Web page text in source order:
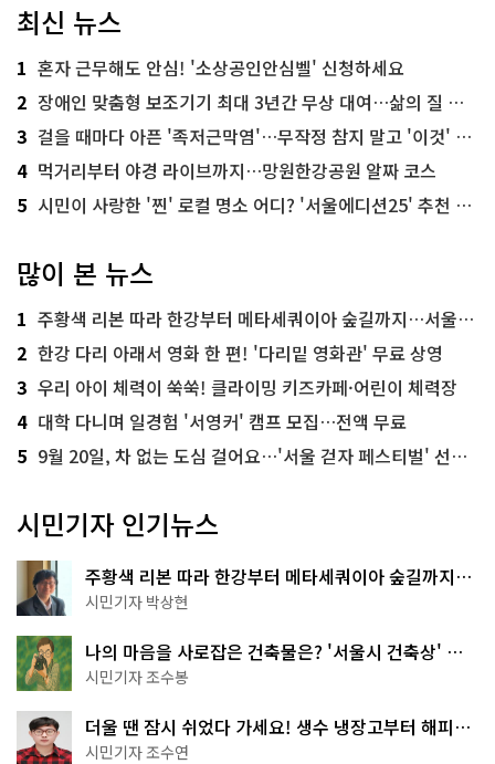
최신 뉴스
1 혼자 근무해도 안심! '소상공인안심벨' 신청하세요
2 장애인 맞춤형 보조기기 최대 3년간 무상 대여…삶의 질 높인다
3 걸을 때마다 아픈 '족저근막염'…무작정 참지 말고 '이것' 해보세요!
4 먹거리부터 야경 라이브까지…망원한강공원 알짜 코스
5 시민이 사랑한 '찐' 로컬 명소 어디? '서울에디션25' 추천 코스
많이 본 뉴스
1 주황색 리본 따라 한강부터 메타세쿼이아 숲길까지…서울둘레길 15코스
2 한강 다리 아래서 영화 한 편! '다리밑 영화관' 무료 상영
3 우리 아이 체력이 쑥쑥! 클라이밍 키즈카페·어린이 체력장
4 대학 다니며 일경험 '서영커' 캠프 모집…전액 무료
5 9월 20일, 차 없는 도심 걸어요…'서울 걷자 페스티벌' 선착순 5천명
시민기자 인기뉴스
주황색 리본 따라 한강부터 메타세쿼이아 숲길까지…
서울둘레길 15코스
시민기자 박상현
나의 마음을 사로잡은 건축물은? '서울시 건축상' 수
상작 공개!
시민기자 조수봉
더울 땐 잠시 쉬었다 가세요! 생수 냉장고부터 해피소
·무더위쉼터까지
시민기자 조수연